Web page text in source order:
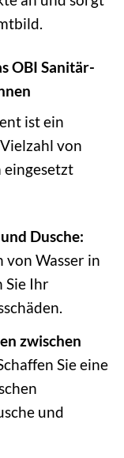
OBI Sanitär-
ist ein
von
eingesetzt
Dusche:
von Wasser in
Sie Ihr
zwischen
Sie eine
und